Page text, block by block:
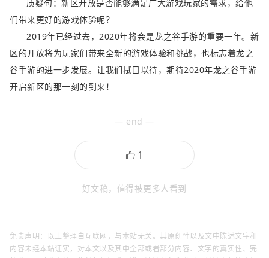
质疑句：新区开放是否能够满足广大游戏玩家的需求，给他
们带来更好的游戏体验呢？
2019年已经过去，2020年将会是龙之谷手游的重要一年。新
区的开放将为玩家们带来全新的游戏体验和挑战，也标志着龙之
谷手游的进一步发展。让我们拭目以待，期待2020年龙之谷手游
开启新区的那一刻的到来！
— end —
好文稿，值得被更多人看到
免责声明：以上整理自互联网，与本站无关。其原创性以及文中陈述文字和
内容未经本站证实，对本文以及其中全部或者部分内容、文字的真实性、完